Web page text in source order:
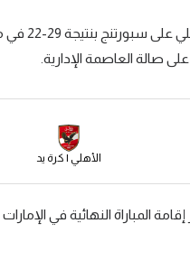
الجول
وتغلب
صالة العاصمة الإدارية.
الأهلي | كرة يد
المباراة النهائية في الإمارات يوم 12 نوفمبر